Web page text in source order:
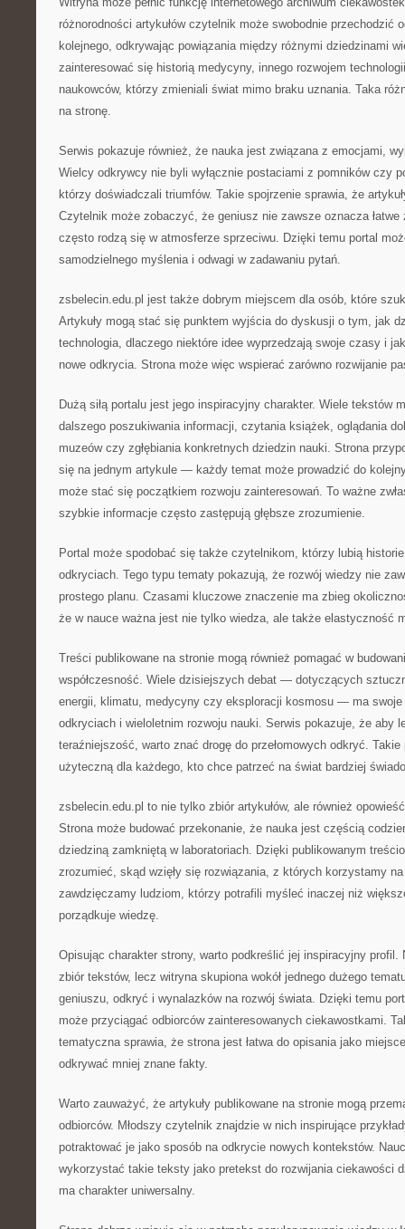
różnorodności artykułów czytelnik może swobodnie przechodzić
kolejnego, odkrywając powiązania między różnymi dziedzinami
zainteresować się historią medycyny, innego rozwojem
naukowców, którzy zmieniali świat mimo braku uznania. Taka
na stronę.
Serwis pokazuje również, że nauka jest związana z emocjami,
Wielcy odkrywcy nie byli wyłącznie postaciami z pomników czy
którzy doświadczali triumfów. Takie spojrzenie sprawia, że
Czytelnik może zobaczyć, że geniusz nie zawsze oznacza łatwe
często rodzą się w atmosferze sprzeciwu. Dzięki temu portal
samodzielnego myślenia i odwagi w zadawaniu pytań.
zsbelecin.edu.pl jest także dobrym miejscem dla osób, które
Artykuły mogą stać się punktem wyjścia do dyskusji o tym, jak
technologia, dlaczego niektóre idee wyprzedzają swoje czasy i
nowe odkrycia. Strona może więc wspierać zarówno rozwijanie
Dużą siłą portalu jest jego inspiracyjny charakter. Wiele tekstów
dalszego poszukiwania informacji, czytania książek, oglądania
muzeów czy zgłębiania konkretnych dziedzin nauki. Strona
się na jednym artykule — każdy temat może prowadzić do
może stać się początkiem rozwoju zainteresowań. To ważne
szybkie informacje często zastępują głębsze zrozumienie.
Portal może spodobać się także czytelnikom, którzy lubią
odkryciach. Tego typu tematy pokazują, że rozwój wiedzy nie
prostego planu. Czasami kluczowe znaczenie ma zbieg
że w nauce ważna jest nie tylko wiedza, ale także elastyczność
Treści publikowane na stronie mogą również pomagać w
współczesność. Wiele dzisiejszych debat — dotyczących
energii, klimatu, medycyny czy eksploracji kosmosu — ma swoje
odkryciach i wieloletnim rozwoju nauki. Serwis pokazuje, że aby
teraźniejszość, warto znać drogę do przełomowych odkryć.
użyteczną dla każdego, kto chce patrzeć na świat bardziej
zsbelecin.edu.pl to nie tylko zbiór artykułów, ale również
Strona może budować przekonanie, że nauka jest częścią
dziedziną zamkniętą w laboratoriach. Dzięki publikowanym
zrozumieć, skąd wzięły się rozwiązania, z których korzystamy
zawdzięczamy ludziom, którzy potrafili myśleć inaczej niż
porządkuje wiedzę.
Opisując charakter strony, warto podkreślić jej inspiracyjny profil.
zbiór tekstów, lecz witryna skupiona wokół jednego dużego
geniuszu, odkryć i wynalazków na rozwój świata. Dzięki temu
może przyciągać odbiorców zainteresowanych ciekawostkami.
tematyczna sprawia, że strona jest łatwa do opisania jako
odkrywać mniej znane fakty.
Warto zauważyć, że artykuły publikowane na stronie mogą
odbiorców. Młodszy czytelnik znajdzie w nich inspirujące
potraktować je jako sposób na odkrycie nowych kontekstów.
wykorzystać takie teksty jako pretekst do rozwijania ciekawości
ma charakter uniwersalny.